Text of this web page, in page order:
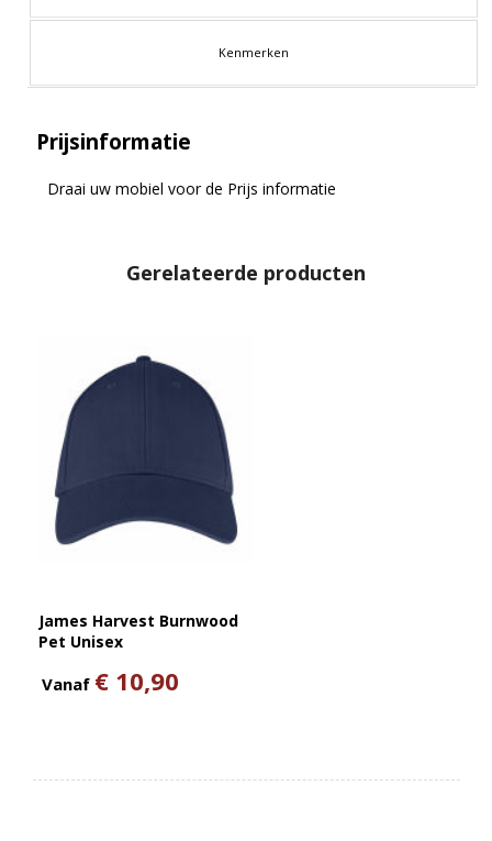
Kenmerken
Prijsinformatie
Draai uw mobiel voor de Prijs informatie
Gerelateerde producten
James Harvest Burnwood
Pet Unisex
Vanaf € 10,90